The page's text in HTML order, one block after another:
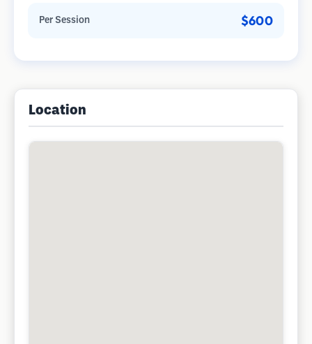
Per Session $600
Location